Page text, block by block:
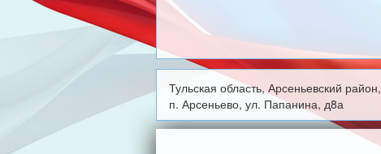
Тульская область, Арсеньевский район,
п. Арсеньево, ул. Папанина, д8а